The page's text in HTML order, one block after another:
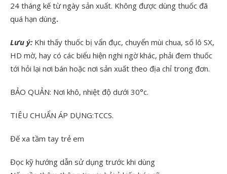
24 tháng kế từ ngày sản xuất. Không được dùng thuốc đã
quá hạn dùng.
Lưu ý: Khi thấy thuốc bị vẩn đục, chuyển mùi chua, số lô SX,
HD mờ, hay có các biểu hiện nghi ngờ khác, phải đem thuốc
tới hỏi lại nơi bán hoặc nơi sản xuất theo địa chỉ trong đơn.
BẢO QUẢN: Nơi khô, nhiệt độ dưới 30°c.
TIÊU CHUẨN ÁP DỤNG:TCCS.
Đế xa tầm tay trẻ em
Đọc kỹ hướng dẫn sử dụng trước khi dùng